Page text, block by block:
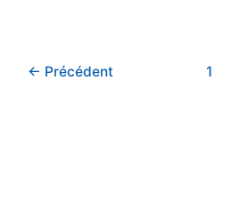
← Précédent 1